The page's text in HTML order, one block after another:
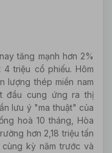
tăng mạnh hơn 2%
triệu cổ phiếu. Hôm
lượng thép miền nam
đầu cung ứng ra thị
lưu ý "ma thuật" của
hoà 10 tháng, Hòa
hơn 2,18 triệu tấn
kỳ năm trước và